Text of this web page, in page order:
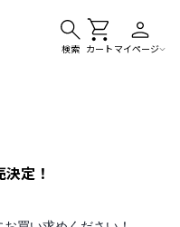
検索 カート マイページ
定！